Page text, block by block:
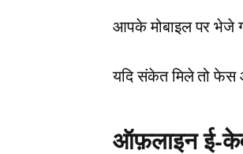
आपके मोबाइल पर भेजे
यदि संकेत मिले तो फेस
ऑफ़लाइन ई-